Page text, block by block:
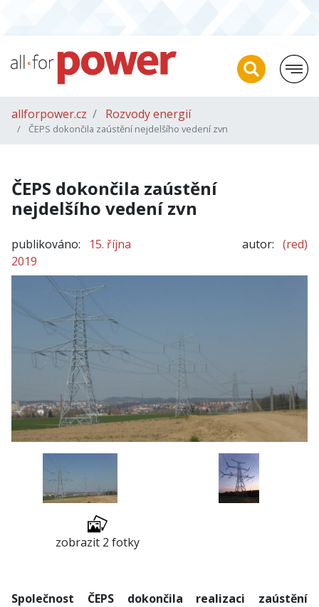
allforpower.cz Rozvody energií
ČEPS dokončila zaústění nejdelšího vedení zvn
ČEPS dokončila zaústění
nejdelšího vedení zvn
publikováno:
15. října
2019
autor: (red)
zobrazit 2 fotky
Společnost ČEPS dokončila realizaci zaústění